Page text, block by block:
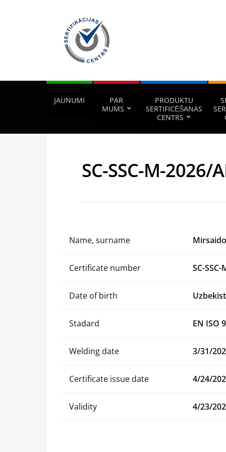
JAUNUMI
PAR
MUMS
PRODUKTU
SERTIFICĒŠANAS
CENTRS
SC-SSC-M-2026/
Name, surname
Certificate number SC-
Date of birth
Stadard EN ISO
Welding date 3/31/
Certificate issue date 4/24/
Validity 4/23/